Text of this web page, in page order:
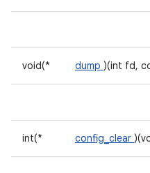
void(* dump )(int fd,
int(* config_clear